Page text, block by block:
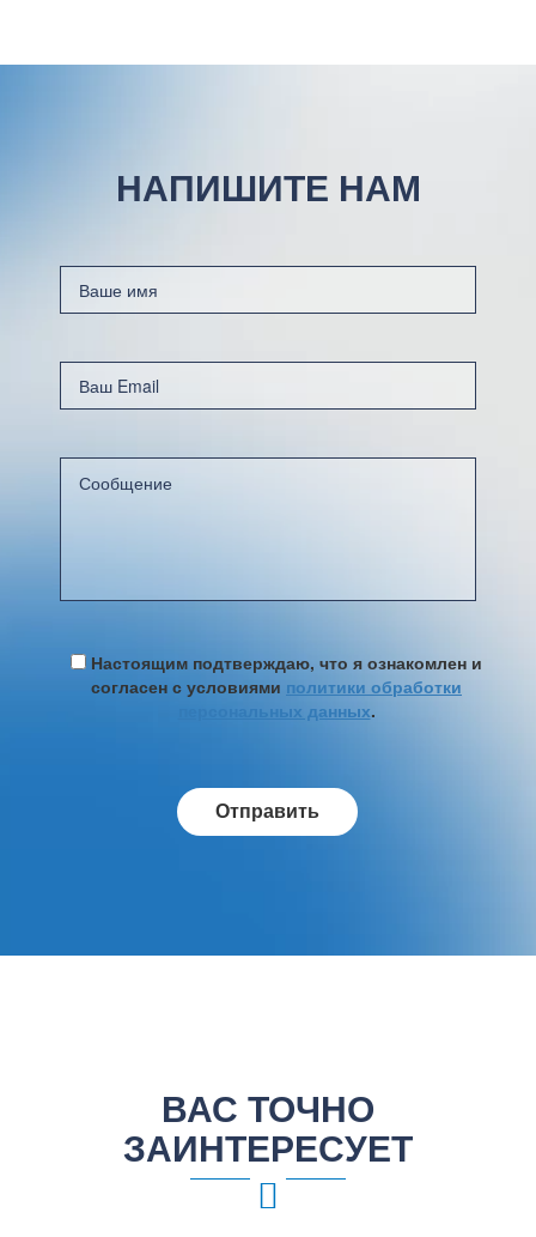
НАПИШИТЕ НАМ
Настоящим подтверждаю, что я ознакомлен и
согласен с условиями политики обработки
персональных данных.
ВАС ТОЧНО
ЗАИНТЕРЕСУЕТ